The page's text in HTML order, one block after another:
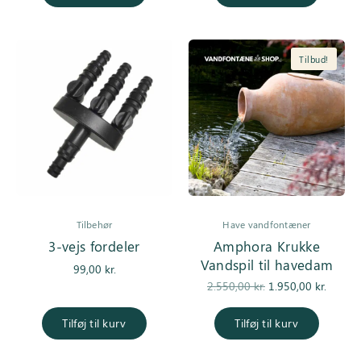
4.550,00 kr..
Tilbehør
3-vejs fordeler
99,00 kr.
Tilføj til kurv
Tilbud!
Have vandfontæner
Amphora Krukke
Vandspil til havedam
2.550,00kr.
Den
oprindelige
pris var:
2.550,00 kr..
1.950,00 kr.
Tilføj til kurv